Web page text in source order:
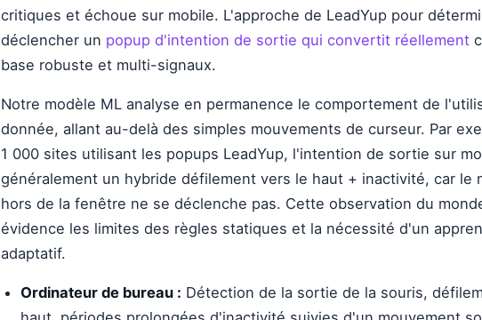
critiques et échoue sur mobile. L'approche de LeadYup pour
déclencher un popup d'intention de sortie qui convertit réellement
base robuste et multi-signaux.
Notre modèle ML analyse en permanence le comportement de
donnée, allant au-delà des simples mouvements de curseur. Par
1 000 sites utilisant les popups LeadYup, l'intention de sortie sur
généralement un hybride défilement vers le haut + inactivité, car le
hors de la fenêtre ne se déclenche pas. Cette observation du
évidence les limites des règles statiques et la nécessité d'un
adaptatif.
Ordinateur de bureau : Détection de la sortie de la souris,